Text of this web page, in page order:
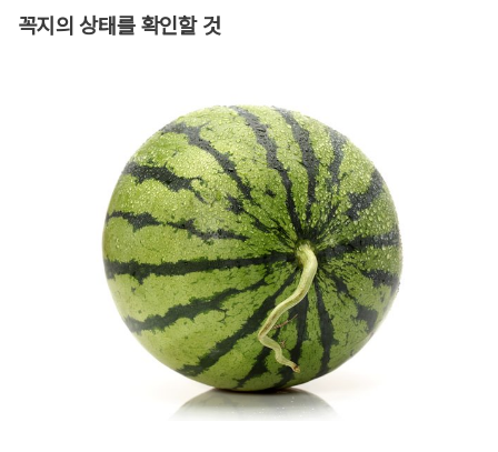
꼭지의 상태를 확인할 것